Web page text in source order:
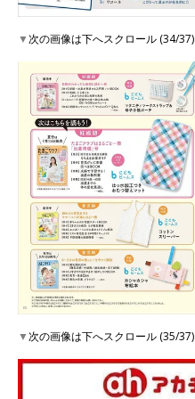
▼次の画像は下へスクロール (34/37)
▼次の画像は下へスクロール (35/37)